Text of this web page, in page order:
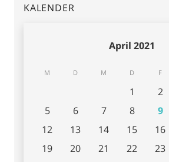
KALENDER
April 2021
M D M D F
1 2
5
6 7 8 9
12
13 14 15 16
19
20 21 22 23